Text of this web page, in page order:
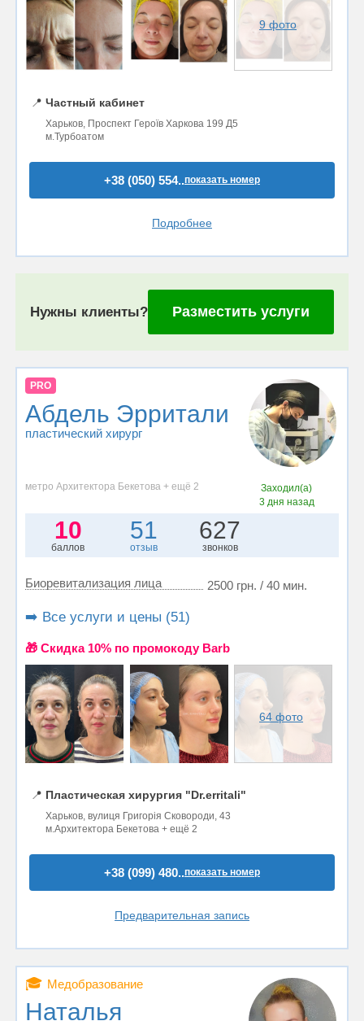
9 фото
📍 Частный кабинет
Харьков, Проспект Героїв Харкова 199 Д5
м.Турбоатом
+38 (050) 554..показать номер
Подробнее
Нужны клиенты? Разместить услуги
PRO
Абдель Эрритали
пластический хирург
метро Архитектора Бекетова + ещё 2
Заходил(а)
3 дня назад
10
баллов
51
отзыв
627
звонков
Биоревитализация лица 2500 грн. / 40 мин.
➡️ Все услуги и цены (51)
🎁 Cкидка 10% по промокоду Barb
64 фото
📍 Пластическая хирургия "Dr.erritali"
Харьков, вулиця Григорія Сковороди, 43
м.Архитектора Бекетова + ещё 2
+38 (099) 480..показать номер
Предварительная запись
🎓 Медобразование
Наталья